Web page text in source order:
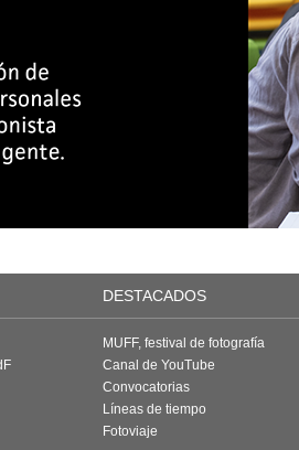
DESTACADOS
MUFF, festival de fotografía
Canal de YouTube
Convocatorias
Líneas de tiempo
Fotoviaje